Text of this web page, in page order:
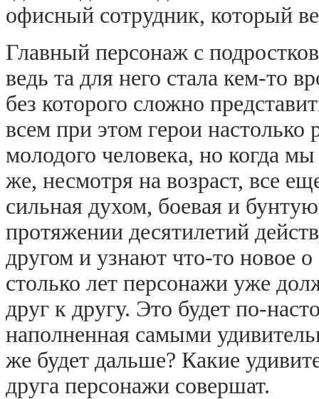
офисный сотрудник, который
Главный персонаж с
ведь та для него стала кем-то
без которого сложно
всем при этом герои
молодого человека, но когда
же, несмотря на возраст, все
сильная духом, боевая и
протяжении десятилетий
другом и узнают что-то новое
столько лет персонажи уже
друг к другу. Это будет по-
наполненная самыми
же будет дальше? Какие
друга персонажи совершат.